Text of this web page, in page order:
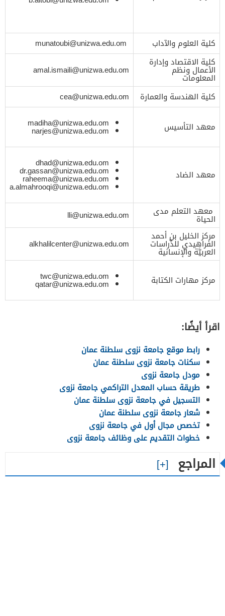
كلية العلوم والآداب
munatoubi@unizwa.edu.om
كلية الاقتصاد وإدارة
الأعمال ونظم
المعلومات
amal.ismaili@unizwa.edu.om
كلية الهندسة والعمارة
cea@unizwa.edu.om
معهد التأسيس madiha@unizwa.edu.om
narjes@unizwa.edu.om
معهد الضاد
dhad@unizwa.edu.om
dr.gassan@unizwa.edu.om
raheema@unizwa.edu.om
a.almahrooqi@unizwa.edu.om
معهد التعلم مدى
الحياة
lli@unizwa.edu.om
مركز الخليل بن أحمد
الفراهيدي للدِّراسات
العربيَّة والإنسانية
alkhalilcenter@unizwa.edu.om
مركز مهارات الكتابة twc@unizwa.edu.om
qatar@unizwa.edu.om
اقرأ أيضًا:
رابط موقع جامعة نزوى سلطنة عمان
سكنات جامعة نزوى سلطنة عمان
مودل جامعة نزوى
طريقة حساب المعدل التراكمي جامعة نزوى
التسجيل في جامعة نزوى سلطنة عمان
شعار جامعة نزوى سلطنة عمان
تخصص مجال أول في جامعة نزوى
خطوات التقديم على وظائف جامعة نزوى
المراجع